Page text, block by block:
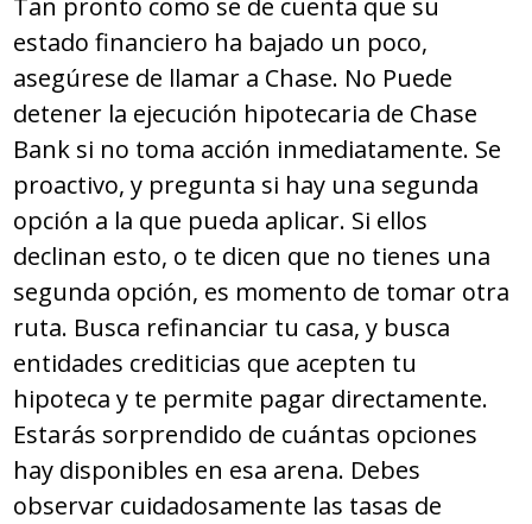
Tan pronto como se de cuenta que su
estado financiero ha bajado un poco,
asegúrese de llamar a Chase. No Puede
detener la ejecución hipotecaria de Chase
Bank si no toma acción inmediatamente. Se
proactivo, y pregunta si hay una segunda
opción a la que pueda aplicar. Si ellos
declinan esto, o te dicen que no tienes una
segunda opción, es momento de tomar otra
ruta. Busca refinanciar tu casa, y busca
entidades crediticias que acepten tu
hipoteca y te permite pagar directamente.
Estarás sorprendido de cuántas opciones
hay disponibles en esa arena. Debes
observar cuidadosamente las tasas de